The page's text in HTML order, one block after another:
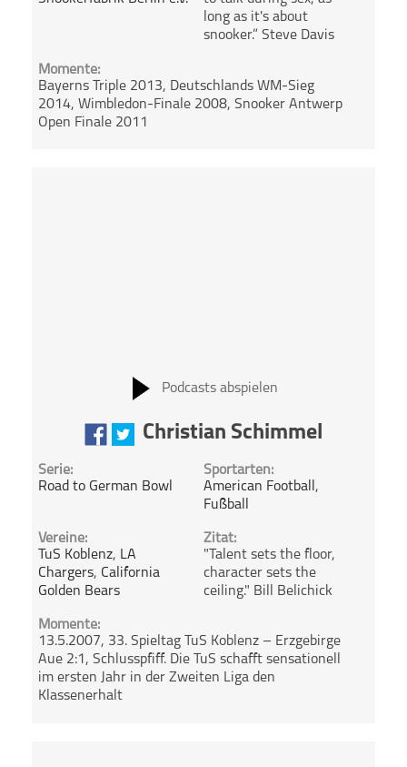
long as it's about
snooker.” Steve Davis
Momente:
Bayerns Triple 2013, Deutschlands WM-Sieg
2014, Wimbledon-Finale 2008, Snooker Antwerp
Open Finale 2011
Podcasts abspielen
Christian Schimmel
Serie:
Road to German Bowl
Sportarten:
American Football ,
Fußball
Vereine:
TuS Koblenz, LA
Chargers, California
Golden Bears
Zitat:
"Talent sets the floor,
character sets the
ceiling." Bill Belichick
Momente:
13.5.2007, 33. Spieltag TuS Koblenz – Erzgebirge
Aue 2:1, Schlusspfiff. Die TuS schafft sensationell
im ersten Jahr in der Zweiten Liga den
Klassenerhalt